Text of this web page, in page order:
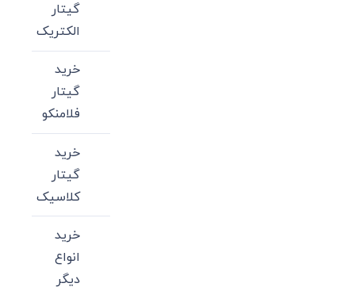
گیتار
الکتریک
خرید
گیتار
فلامنکو
خرید
گیتار
کلاسیک
خرید
انواع
دیگر